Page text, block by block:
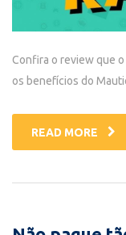
Confira o review que
os benefícios do
READ MORE